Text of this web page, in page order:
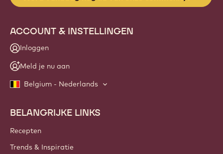
ACCOUNT & INSTELLINGEN
Inloggen
Meld je nu aan
Belgium - Nederlands
Footer
Callebaut
BELANGRIJKE LINKS
Recepten
Trends & Inspiratie